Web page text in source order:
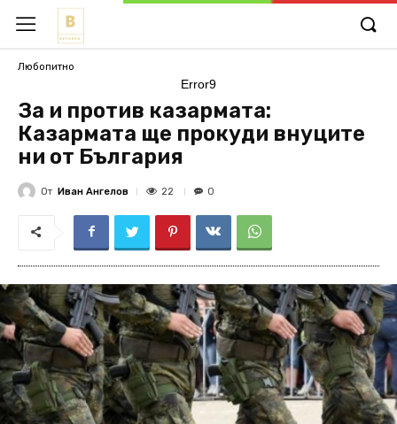
Любопитно
Error9
За и против казармата:
Казармата ще прокуди внуците
ни от България
От Иван Ангелов 22 0